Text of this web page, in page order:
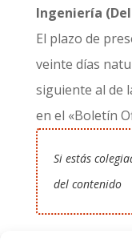
Ingeniería
El plazo de
veinte días
siguiente al de
en el «Boletín
Si estás
del contenido